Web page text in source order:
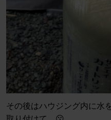
その後はハウジング内に水